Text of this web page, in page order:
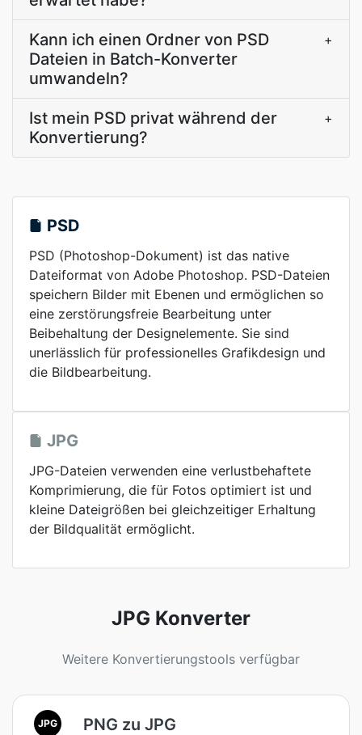
Kann ich einen Ordner von PSD
Dateien in Batch-Konverter
umwandeln?
+
Ist mein PSD privat während der
Konvertierung?
+
PSD
PSD (Photoshop-Dokument) ist das native
Dateiformat von Adobe Photoshop. PSD-Dateien
speichern Bilder mit Ebenen und ermöglichen so
eine zerstörungsfreie Bearbeitung unter
Beibehaltung der Designelemente. Sie sind
unerlässlich für professionelles Grafikdesign und
die Bildbearbeitung.
JPG
JPG-Dateien verwenden eine verlustbehaftete
Komprimierung, die für Fotos optimiert ist und
kleine Dateigrößen bei gleichzeitiger Erhaltung
der Bildqualität ermöglicht.
JPG Konverter
Weitere Konvertierungstools verfügbar
JPG PNG zu JPG